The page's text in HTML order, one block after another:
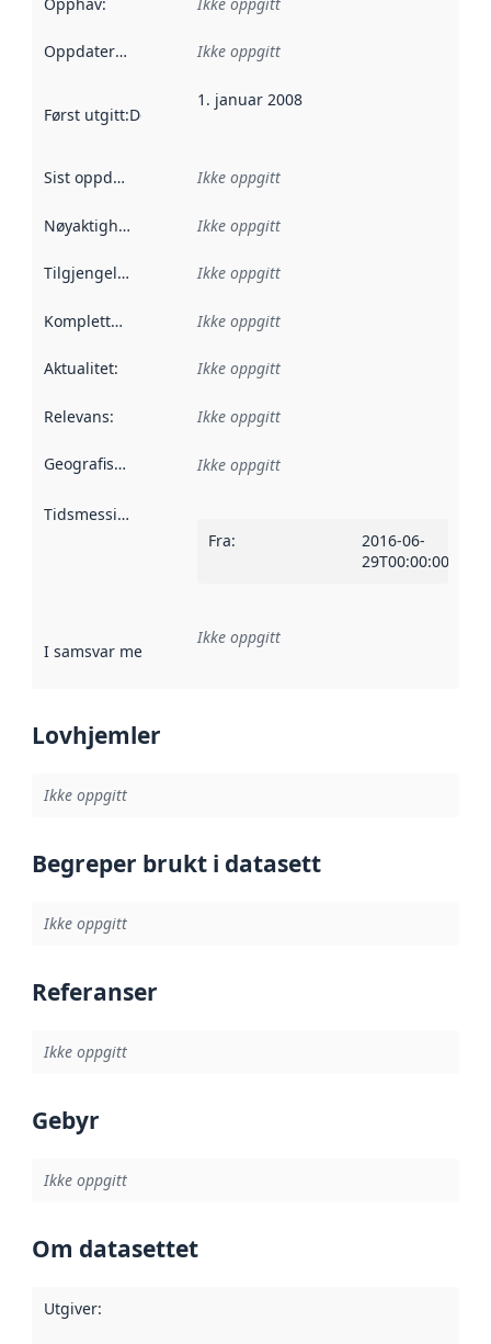
Oppdateringsfrekvens :
Ikke oppgitt
Først utgitt:Denne datoen sier når dataene i dette
1. januar 2008
Sist oppdatert Ikke oppgitt
Nøyaktighet Ikke oppgitt
Tilgjengelighet Ikke oppgitt
Kompletthet Ikke oppgitt
Aktualitet: Ikke oppgitt
Relevans: Ikke oppgitt
Geografisk avgrensning :
Ikke oppgitt
Tidsmessig avgrensning
Fra:
2016-06-
29T00:00:00Z
I samsvar med Referanse til en implementasjonsregel
Ikke oppgitt
Lovhjemler
Ikke oppgitt
Begreper brukt i datasett
Ikke oppgitt
Referanser
Ikke oppgitt
Gebyr
Ikke oppgitt
Om datasettet
Utgiver: